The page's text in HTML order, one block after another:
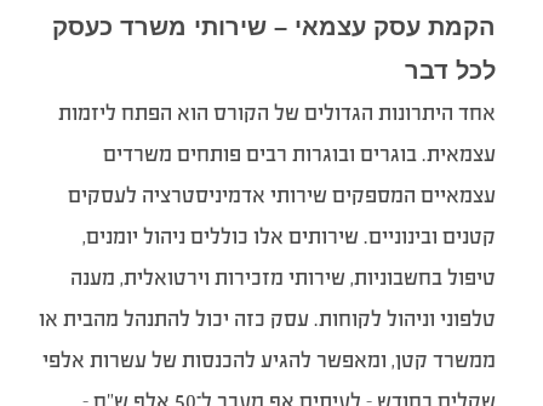
הקמת עסק עצמאי – שירותי משרד כעסק
לכל דבר
אחד היתרונות הגדולים של הקורס הוא הפתח ליזמות
עצמאית. בוגרים ובוגרות רבים פותחים משרדים
עצמאיים המספקים שירותי אדמיניסטרציה לעסקים
קטנים ובינוניים. שירותים אלו כוללים ניהול יומנים,
טיפול בחשבוניות, שירותי מזכירות וירטואלית, מענה
טלפוני וניהול לקוחות. עסק כזה יכול להתנהל מהבית או
ממשרד קטן, ומאפשר להגיע להכנסות של עשרות אלפי